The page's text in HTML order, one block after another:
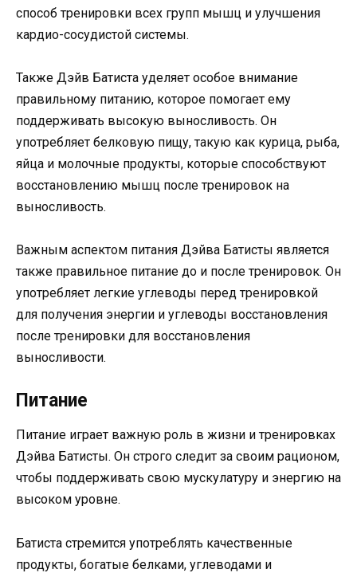
способ тренировки всех групп мышц и улучшения
кардио-сосудистой системы.
Также Дэйв Батиста уделяет особое внимание
правильному питанию, которое помогает ему
поддерживать высокую выносливость. Он
употребляет белковую пищу, такую как курица, рыба,
яйца и молочные продукты, которые способствуют
восстановлению мышц после тренировок на
выносливость.
Важным аспектом питания Дэйва Батисты является
также правильное питание до и после тренировок. Он
употребляет легкие углеводы перед тренировкой
для получения энергии и углеводы восстановления
после тренировки для восстановления
выносливости.
Питание
Питание играет важную роль в жизни и тренировках
Дэйва Батисты. Он строго следит за своим рационом,
чтобы поддерживать свою мускулатуру и энергию на
высоком уровне.
Батиста стремится употреблять качественные
продукты, богатые белками, углеводами и